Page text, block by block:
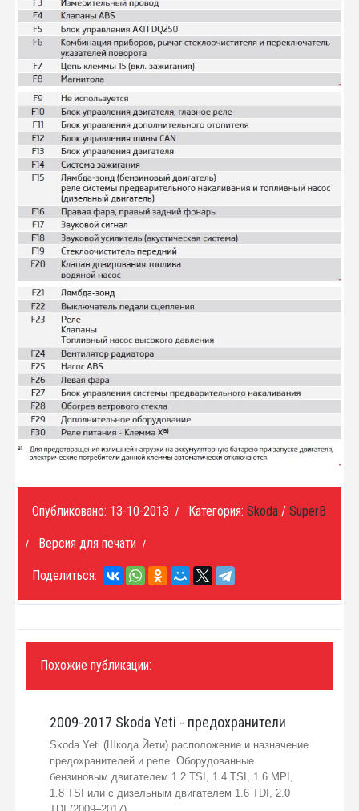
Опубликовано: 13-10-2013 / Категория: Skoda / SuperB
/ Версия для печати /
Поделиться:
Похожие публикации:
2009-2017 Skoda Yeti - предохранители
Skoda Yeti (Шкода Йети) расположение и назначение
предохранителей и реле. Оборудованные
бензиновым двигателем 1.2 TSI, 1.4 TSI, 1.6 MPI,
1.8 TSI или с дизельным двигателем 1.6 TDI, 2.0